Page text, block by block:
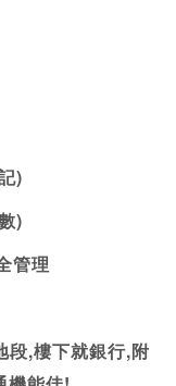
)
)
管理
段,樓下就銀行,附